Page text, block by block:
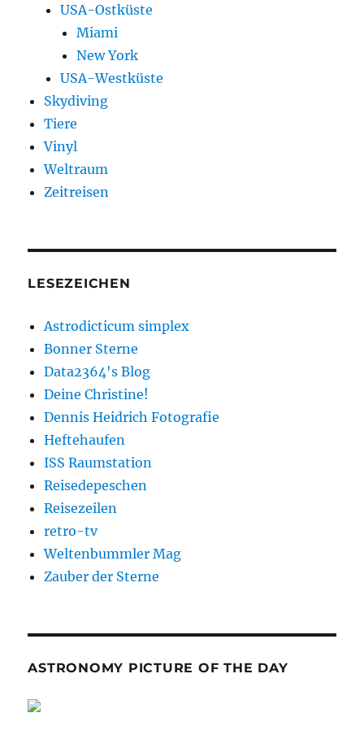
USA-Ostküste
Miami
New York
USA-Westküste
Skydiving
Tiere
Vinyl
Weltraum
Zeitreisen
LESEZEICHEN
Astrodicticum simplex
Bonner Sterne
Data2364's Blog
Deine Christine!
Dennis Heidrich Fotografie
Heftehaufen
ISS Raumstation
Reisedepeschen
Reisezeilen
retro-tv
Weltenbummler Mag
Zauber der Sterne
ASTRONOMY PICTURE OF THE DAY